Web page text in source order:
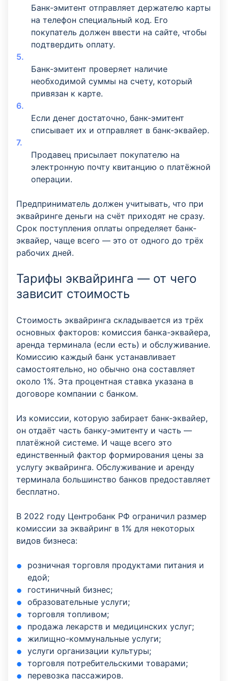
Банк-эмитент отправляет держателю карты
на телефон специальный код. Его
покупатель должен ввести на сайте, чтобы
подтвердить оплату.
Банк-эмитент проверяет наличие
необходимой суммы на счету, который
привязан к карте.
Если денег достаточно, банк-эмитент
списывает их и отправляет в банк-эквайер.
Продавец присылает покупателю на
электронную почту квитанцию о платёжной
операции.
Предприниматель должен учитывать, что при
эквайринге деньги на счёт приходят не сразу.
Срок поступления оплаты определяет банк-
эквайер, чаще всего — это от одного до трёх
рабочих дней.
Тарифы эквайринга — от чего
зависит стоимость
Стоимость эквайринга складывается из трёх
основных факторов: комиссия банка-эквайера,
аренда терминала (если есть) и обслуживание.
Комиссию каждый банк устанавливает
самостоятельно, но обычно она составляет
около 1%. Эта процентная ставка указана в
договоре компании с банком.
Из комиссии, которую забирает банк-эквайер,
он отдаёт часть банку-эмитенту и часть —
платёжной системе. И чаще всего это
единственный фактор формирования цены за
услугу эквайринга. Обслуживание и аренду
терминала большинство банков предоставляет
бесплатно.
В 2022 году Центробанк РФ ограничил размер
комиссии за эквайринг в 1% для некоторых
видов бизнеса:
розничная торговля продуктами питания и
едой;
гостиничный бизнес;
образовательные услуги;
торговля топливом;
продажа лекарств и медицинских услуг;
жилищно-коммунальные услуги;
услуги организации культуры;
торговля потребительскими товарами;
перевозка пассажиров.